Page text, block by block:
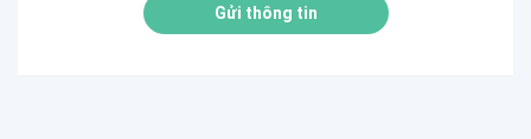
Gửi thông tin